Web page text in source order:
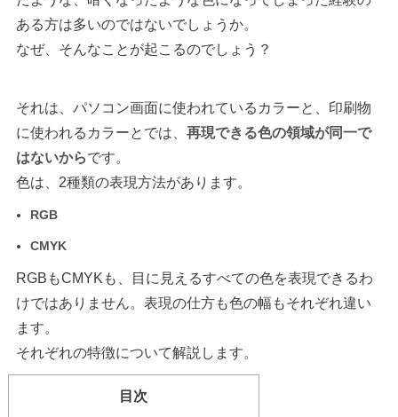
ある方は多いのではないでしょうか。
なぜ、そんなことが起こるのでしょう？
それは、パソコン画面に使われているカラーと、印刷物
に使われるカラーとでは、 再現できる色の領域が同一で
はないからです。
色は、2種類の表現方法があります。
RGB
CMYK
RGBもCMYKも、目に見えるすべての色を表現できるわ
けではありません。表現の仕方も色の幅もそれぞれ違い
ます。
それぞれの特徴について解説します。
目次